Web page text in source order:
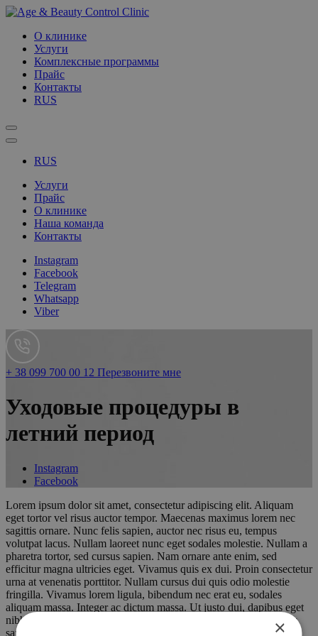
О клинике
Услуги
Комплексные программы
Прайс
Контакты
RUS
RUS
Услуги
Прайс
О клинике
Наша команда
Контакты
Instagram
Facebook
Telegram
Whatsapp
Viber
+ 38 099 700 00 12 Перезвоните мне
Уходовые процедуры в
летний период
Instagram
Facebook
Lorem ipsum dolor sit amet, consectetur adipiscing elit. Aliquam
eget tortor vel risus auctor tempor. Maecenas maximus lorem nec
sagittis ornare. Nunc felis sapien, auctor nec risus eu, tempus
volutpat lacus. Nullam laoreet nunc eget sodales molestie. Nullam a
pharetra tortor, sed cursus sapien. Nam ornare ante enim, sed
efficitur magna ultricies eget. Vivamus quis ex dui. Proin consectetur
urna at venenatis porttitor. Nullam cursus dui quis odio molestie
fringilla. Vivamus lorem ligula, bibendum nec erat eu, sodales
aliquam massa. Integer ac dictum massa. Ut justo dui, dapibus eget
nibh eget, hendrerit mattis dolor. Nulla eu massa sodales, efficitur
sapien vel, blandit nulla. Nunc ac euismod ligula. Proin dapibus
×